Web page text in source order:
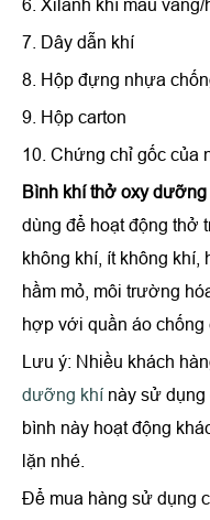
6. Xilanh khí màu vàng/
7. Dây dẫn khí
8. Hộp đựng nhựa
9. Hộp carton
10. Chứng chỉ gốc của
Bình khí thở oxy
dùng để hoạt động thở
không khí, ít không
hầm mỏ, môi trường
hợp với quần áo chống
Lưu ý: Nhiều khách
dưỡng khí này sử dụng
bình này hoạt động
lặn nhé.
Để mua hàng sử dụng